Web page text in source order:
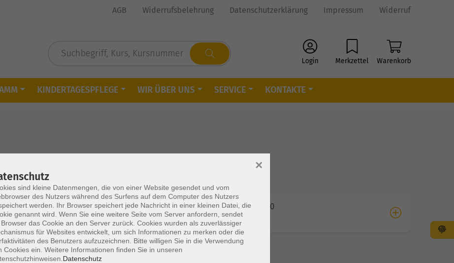
AGB Widerrufsbelehrung Datenschutzerklärung Impressum Widerruf
Login Merkzettel Warenkorb
KINDERTAGESPFLEGE WIR ÜBER UNS SERVICE KONTAKTE
Fr. 14.08.2026 09:00
Damme
sind kleine Datenmengen, die von einer Website gesendet und vom
des Nutzers während des Surfens auf dem Computer des Nutzers
werden. Ihr Browser speichert jede Nachricht in einer kleinen Datei, die
genannt wird. Wenn Sie eine weitere Seite vom Server anfordern, sendet
das Cookie an den Server zurück. Cookies wurden als zuverlässiger
für Websites entwickelt, um sich Informationen zu merken oder die
des Benutzers aufzuzeichnen. Bitte willigen Sie in die Verwendung
Cookies ein. Weitere Informationen finden Sie in unseren
Datenschutz
×